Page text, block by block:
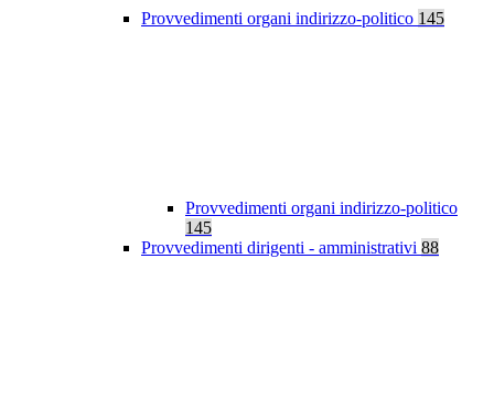
Provvedimenti organi indirizzo-politico 145
Provvedimenti organi indirizzo-politico
145
Provvedimenti dirigenti - amministrativi 88